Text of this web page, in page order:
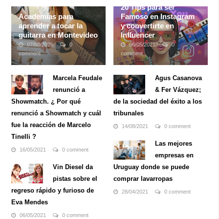
Academias para
aprender a tocar la
guitarra en Montevideo
07/08/2026
0
comment
Si estás interesado en
hijo a tocar un instrumento
musical, la guitarra es una
excelente opción. Además
ofrece variedad en cuanto a
estilos de ...
Marcela Feudale
renunció a
Showmatch. ¿ Por qué
renunció a Showmatch y cuál
fue la reacción de Marcelo
Tinelli ?
16/05/2021 0 comment
Vin Diesel da
pistas sobre el
regreso rápido y furioso de
Eva Mendes
06/05/2021 0 comment
20 Tips para ser
Famoso en Instagram
y convertirte en
Influencer
06/05/2021
0
comment
Instagram es una red social
sus usuarios tener la
posibilidad de tener una
gran cantidad de público a
puedas llegar ellos. Esta
aplicación ...
Agus Casanova
& Fer Vázquez;
de la sociedad del éxito a los
tribunales
14/08/2021 0 comment
Las mejores
empresas en
Uruguay donde se puede
comprar lavarropas
28/04/2021 0 comment